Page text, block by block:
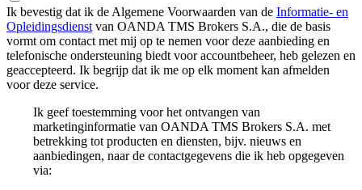
Ik bevestig dat ik de Algemene Voorwaarden van de Informatie- en
Opleidingsdienst van OANDA TMS Brokers S.A., die de basis
vormt om contact met mij op te nemen voor deze aanbieding en
telefonische ondersteuning biedt voor accountbeheer, heb gelezen en
geaccepteerd. Ik begrijp dat ik me op elk moment kan afmelden
voor deze service.
Ik geef toestemming voor het ontvangen van
marketinginformatie van OANDA TMS Brokers S.A. met
betrekking tot producten en diensten, bijv. nieuws en
aanbiedingen, naar de contactgegevens die ik heb opgegeven
via: